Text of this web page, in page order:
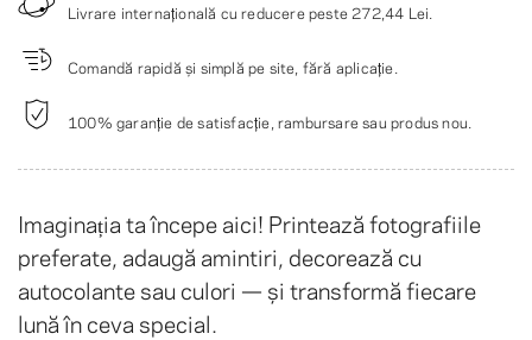
Imaginația ta începe aici! Printează fotografiile
preferate, adaugă amintiri, decorează cu
autocolante sau culori — și transformă fiecare
lună în ceva special.
Livrare internațională cu reducere peste 272,44 Lei
Comandă rapidă și simplă pe site, fără aplicație.
100% garanție de satisfacție, rambursare sau produs nou.